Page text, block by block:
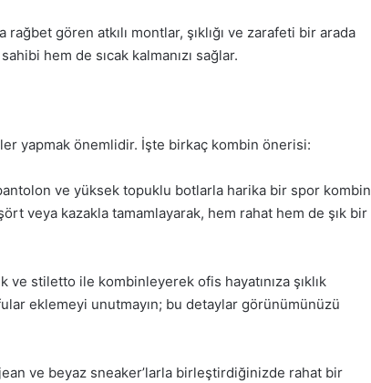
gören atkılı montlar, şıklığı ve zarafeti bir arada
hem de sıcak kalmanızı sağlar.
yapmak önemlidir. İşte birkaç kombin önerisi:
ve yüksek topuklu botlarla harika bir spor kombin
veya kazakla tamamlayarak, hem rahat hem de şık bir
ve stiletto ile kombinleyerek ofis hayatınıza şıklık
eklemeyi unutmayın; bu detaylar görünümünüzü
ve beyaz sneaker’larla birleştirdiğinizde rahat bir